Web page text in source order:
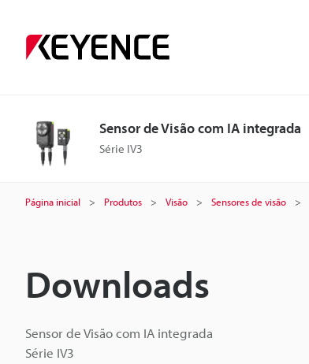
Sensor de Visão com IA integrada
Série IV3
Página inicial Produtos Visão Sensores de visão
Downloads
Sensor de Visão com IA integrada
Série IV3